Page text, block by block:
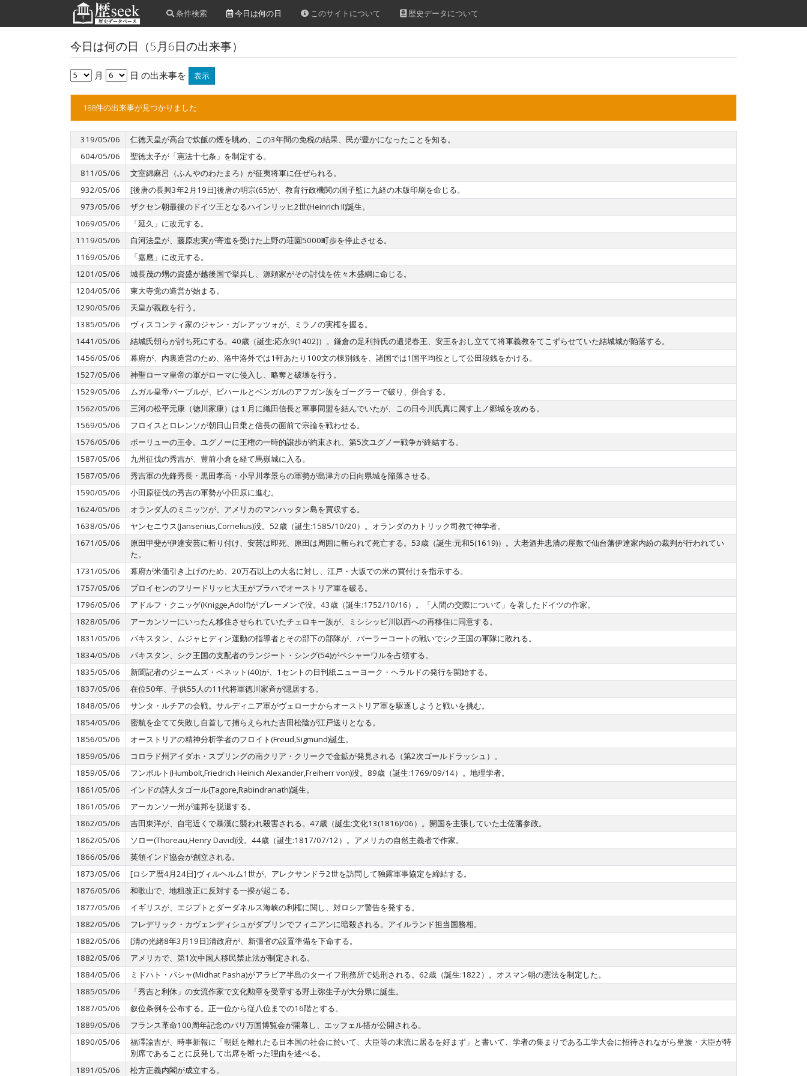
条件検索 今日は何の日 このサイトについて 歴史データについて
今日は何の日（5月6日の出来事）
月 日 の出来事を 表示
188件の出来事が見つかりました
319/05/06
仁徳天皇が高台で炊飯の煙を眺め、この3年間の免税の結果、民が豊かになったことを知る。
604/05/06
聖徳太子が「憲法十七条」を制定する。
811/05/06
文室綿麻呂（ふんやのわたまろ）が征夷将軍に任ぜられる。
932/05/06
[後唐の長興3年2月19日]後唐の明宗(65)が、教育行政機関の国子監に九経の木版印刷を命じる。
973/05/06
ザクセン朝最後のドイツ王となるハインリッヒ2世(Heinrich II)誕生。
1069/05/06
「延久」に改元する。
1119/05/06
白河法皇が、藤原忠実が寄進を受けた上野の荘園5000町歩を停止させる。
1169/05/06
「嘉應」に改元する。
1201/05/06
城長茂の甥の資盛が越後国で挙兵し、源頼家がその討伐を佐々木盛綱に命じる。
1204/05/06
東大寺党の造営が始まる。
1290/05/06
天皇が親政を行う。
1385/05/06
ヴィスコンティ家のジャン・ガレアッツォが、ミラノの実権を握る。
1441/05/06
結城氏朝らが討ち死にする。40歳（誕生:応永9(1402)）。鎌倉の足利持氏の遺児春王、安王をおし立てて将軍義教をてこずらせていた結城城が陥落する。
1456/05/06
幕府が、内裏造営のため、洛中洛外では1軒あたり100文の棟別銭を、諸国では1国平均役として公田段銭をかける。
1527/05/06
神聖ローマ皇帝の軍がローマに侵入し、略奪と破壊を行う。
1529/05/06
ムガル皇帝バーブルが、ビハールとベンガルのアフガン族をゴーグラーで破り、併合する。
1562/05/06
三河の松平元康（徳川家康）は１月に織田信長と軍事同盟を結んでいたが、この日今川氏真に属す上ノ郷城を攻める。
1569/05/06
フロイスとロレンソが朝日山日乗と信長の面前で宗論を戦わせる。
1576/05/06
ボーリューの王令。ユグノーに王権の一時的譲歩が約束され、第5次ユグノー戦争が終結する。
1587/05/06
九州征伐の秀吉が、豊前小倉を経て馬嶽城に入る。
1587/05/06
秀吉軍の先鋒秀長・黒田孝高・小早川孝景らの軍勢が島津方の日向県城を陥落させる。
1590/05/06
小田原征伐の秀吉の軍勢が小田原に進む。
1624/05/06
オランダ人のミニッツが、アメリカのマンハッタン島を買収する。
1638/05/06
ヤンセニウス(Jansenius,Cornelius)没。52歳（誕生:1585/10/20）。オランダのカトリック司教で神学者。
1671/05/06
原田甲斐が伊達安芸に斬り付け、安芸は即死、原田は周囲に斬られて死亡する。53歳（誕生:元和5(1619)）。大老酒井忠清の屋敷で仙台藩伊達家内紛の裁判が行われてい
た。
1731/05/06
幕府が米価引き上げのため、20万石以上の大名に対し、江戸・大坂での米の買付けを指示する。
1757/05/06
プロイセンのフリードリッヒ大王がプラハでオーストリア軍を破る。
1796/05/06
アドルフ・クニッゲ(Knigge,Adolf)がブレーメンで没。43歳（誕生:1752/10/16）。「人間の交際について」を著したドイツの作家。
1828/05/06
アーカンソーにいったん移住させられていたチェロキー族が、ミシシッピ川以西への再移住に同意する。
1831/05/06
パキスタン、ムジャヒディン運動の指導者とその部下の部隊が、バーラーコートの戦いでシク王国の軍隊に敗れる。
1834/05/06
パキスタン、シク王国の支配者のランジート・シング(54)がペシャーワルを占領する。
1835/05/06
新聞記者のジェームズ・ベネット(40)が、1セントの日刊紙ニューヨーク・ヘラルドの発行を開始する。
1837/05/06
在位50年、子供55人の11代将軍徳川家斉が隠居する。
1848/05/06
サンタ・ルチアの会戦。サルディニア軍がヴェローナからオーストリア軍を駆逐しようと戦いを挑む。
1854/05/06
密航を企てて失敗し自首して捕らえられた吉田松陰が江戸送りとなる。
1856/05/06
オーストリアの精神分析学者のフロイト(Freud,Sigmund)誕生。
1859/05/06
コロラド州アイダホ・スプリングの南クリア・クリークで金鉱が発見される（第2次ゴールドラッシュ）。
1859/05/06
フンボルト(Humbolt,Friedrich Heinich Alexander,Freiherr von)没。89歳（誕生:1769/09/14）。地理学者。
1861/05/06
インドの詩人タゴール(Tagore,Rabindranath)誕生。
1861/05/06
アーカンソー州が連邦を脱退する。
1862/05/06
吉田東洋が、自宅近くで暴漢に襲われ殺害される。47歳（誕生:文化13(1816)/06）。開国を主張していた土佐藩参政。
1862/05/06
ソロー(Thoreau,Henry David)没。44歳（誕生:1817/07/12）。アメリカの自然主義者で作家。
1866/05/06
英領インド協会が創立される。
1873/05/06
[ロシア暦4月24日]ヴィルヘルム1世が、アレクサンドラ2世を訪問して独露軍事協定を締結する。
1876/05/06
和歌山で、地租改正に反対する一揆が起こる。
1877/05/06
イギリスが、エジプトとダーダネルス海峡の利権に関し、対ロシア警告を発する。
1882/05/06
フレデリック・カヴェンディシュがダブリンでフィニアンに暗殺される。アイルランド担当国務相。
1882/05/06
[清の光緒8年3月19日]清政府が、新彊省の設置準備を下命する。
1882/05/06
アメリカで、第1次中国人移民禁止法が制定される。
1884/05/06
ミドハト・パシャ(Midhat Pasha)がアラビア半島のターイフ刑務所で処刑される。62歳（誕生:1822）。オスマン朝の憲法を制定した。
1885/05/06
「秀吉と利休」の女流作家で文化勲章を受章する野上弥生子が大分県に誕生。
1887/05/06
叙位条例を公布する。正一位から従八位までの16階とする。
1889/05/06
フランス革命100周年記念のパリ万国博覧会が開幕し、エッフェル搭が公開される。
1890/05/06
福澤諭吉が、時事新報に「朝廷を離れたる日本国の社会に於いて、大臣等の末流に居るを好まず」と書いて、学者の集まりである工学大会に招待されながら皇族・大臣が特
別席であることに反発して出席を断った理由を述べる。
1891/05/06
松方正義内閣が成立する。